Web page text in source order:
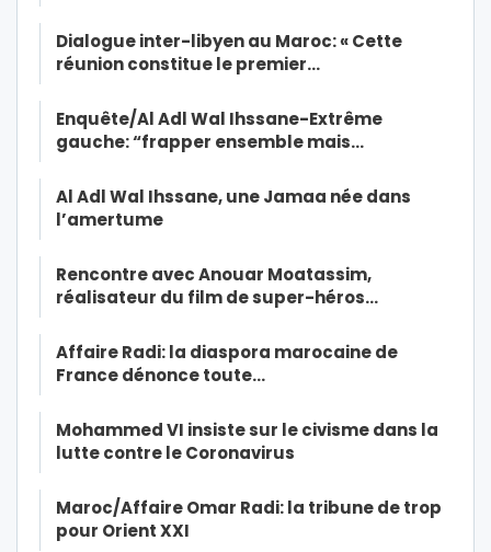
Dialogue inter-libyen au Maroc: « Cette
réunion constitue le premier…
Enquête/Al Adl Wal Ihssane-Extrême
gauche: “frapper ensemble mais…
Al Adl Wal Ihssane, une Jamaa née dans
l’amertume
Rencontre avec Anouar Moatassim,
réalisateur du film de super-héros…
Affaire Radi: la diaspora marocaine de
France dénonce toute…
Mohammed VI insiste sur le civisme dans la
lutte contre le Coronavirus
Maroc/Affaire Omar Radi: la tribune de trop
pour Orient XXI